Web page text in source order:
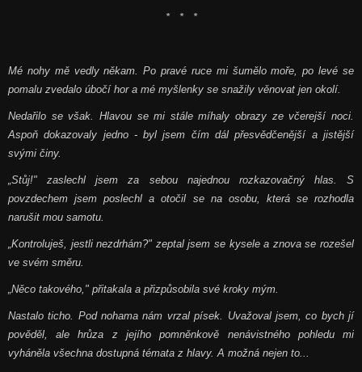
* * *
Mé nohy mě vedly někam. Po pravé ruce mi šumělo moře, po levé se
pomalu zvedalo úbočí hor a mé myšlenky se snažily věnovat jen okolí.
Nedařilo se však. Hlavou se mi stále míhaly obrazy ze včerejší noci.
Aspoň dokazovaly jedno - byl jsem čím dál přesvědčenější a jistější
svými činy.
„Stůj!" zaslechl jsem za sebou najednou rozkazovačný hlas. S
povzdechem jsem poslechl a otočil se na osobu, která se rozhodla
narušit mou samotu.
„Kontroluješ, jestli nezdrhám?" zeptal jsem se kysele a znova se rozešel
ve svém směru.
„Něco takového," přitakala a přizpůsobila své kroky mým.
Nastalo ticho. Pod nohama nám vrzal písek. Uvažoval jsem, co bych jí
pověděl, ale hrůza z jejího pomněnkově nenávistného pohledu mi
vyháněla všechna dostupná témata z hlavy. A možná nejen to...